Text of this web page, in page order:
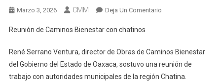
Marzo 3, 2026 CMM Deja Un ComentarioEn
Bienestar
Con
Chatinos
Reunión de Caminos Bienestar con chatinos
René Serrano Ventura, director de Obras de Caminos Bienestar
del Gobierno del Estado de Oaxaca, sostuvo una reunión de
trabajo con autoridades municipales de la región Chatina.